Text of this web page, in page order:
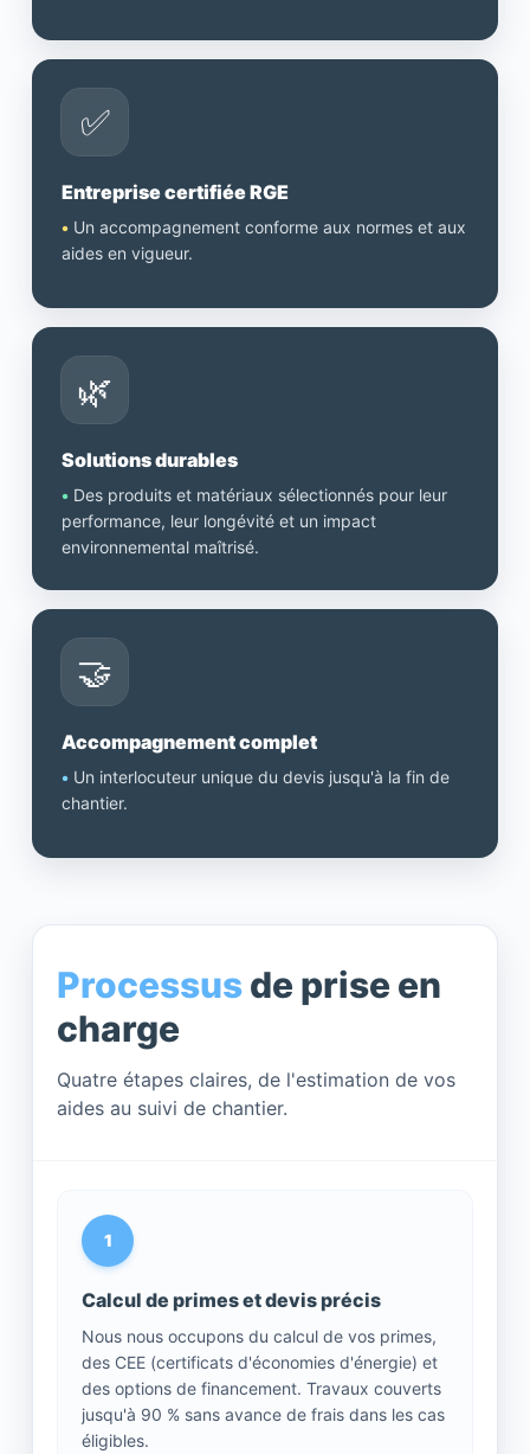
✅
Entreprise certifiée RGE
• Un accompagnement conforme aux normes et aux
aides en vigueur.
🌿
Solutions durables
• Des produits et matériaux sélectionnés pour leur
performance, leur longévité et un impact
environnemental maîtrisé.
🤝
Accompagnement complet
• Un interlocuteur unique du devis jusqu'à la fin de
chantier.
Processusde prise en
charge
Quatre étapes claires, de l'estimation de vos
aides au suivi de chantier.
1
Calcul de primes et devis précis
Nous nous occupons du calcul de vos primes,
des CEE (certificats d'économies d'énergie) et
des options de financement. Travaux couverts
jusqu'à 90 % sans avance de frais dans les cas
éligibles.